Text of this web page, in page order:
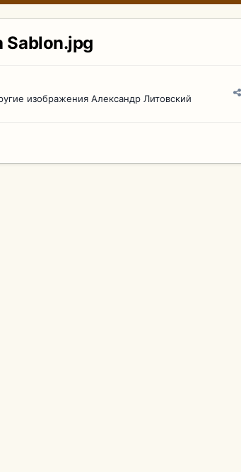
Sablon.jpg
изображения Александр Литовский